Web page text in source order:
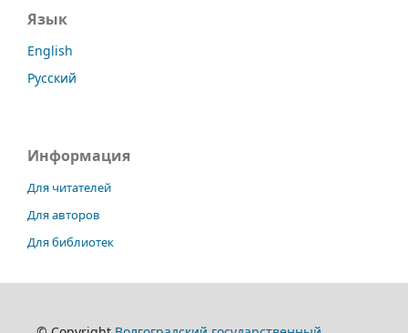
Язык
English
Русский
Информация
Для читателей
Для авторов
Для библиотек